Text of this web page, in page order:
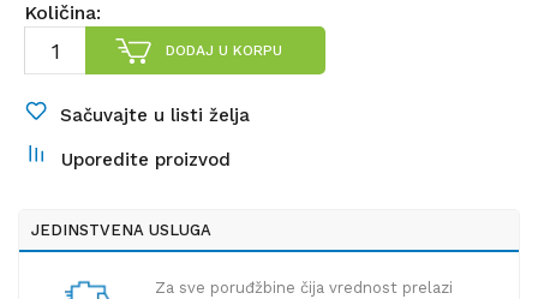
Količina:
DODAJ U KORPU
Sačuvajte u listi želja
Uporedite proizvod
JEDINSTVENA USLUGA
Za sve poruđžbine čija vrednost prelazi